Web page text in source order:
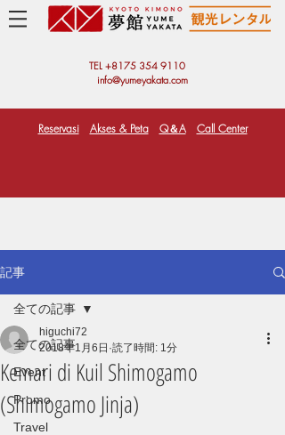
TEL +8175 354 9110
info@yumeyakata.com
Reservasi Akses & Peta Q＆A Call Center
記事
全ての記事
Event
Promo
Travel
全ての記事
Kemari di Kuil Shimogamo
(Shimogamo Jinja)
higuchi72
2018年1月6日 読了時間: 1分